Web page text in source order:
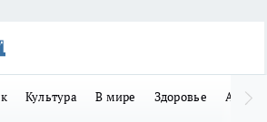
Культура В мире Здоровье Авто